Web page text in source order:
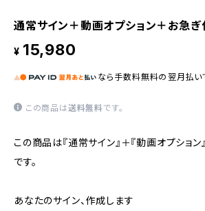
通常サイン＋動画オプション＋お急
¥ 15,980
なら 手数料無料の 翌月払い
この商品は送料無料です。
この商品は『通常サイン』＋『動画オプション
です。
あなたのサイン、作成します